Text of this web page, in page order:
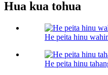
Hua kua tohua
He peita hinu
He peita hinu